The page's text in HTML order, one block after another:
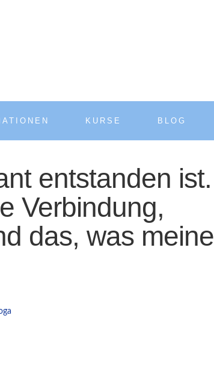
KURSE BLOG
entstanden ist.
Verbindung,
das, was meine